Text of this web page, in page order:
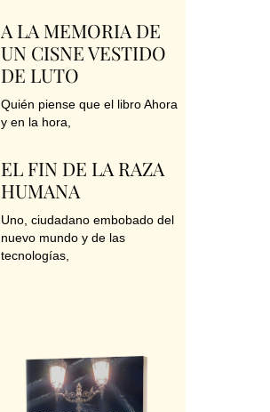
A LA MEMORIA DE
UN CISNE VESTIDO
DE LUTO
Quién piense que el libro Ahora
y en la hora,
EL FIN DE LA RAZA
HUMANA
Uno, ciudadano embobado del
nuevo mundo y de las
tecnologías,